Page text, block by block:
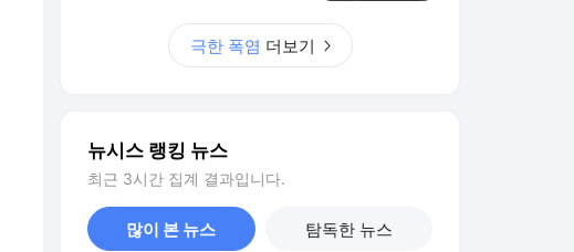
극한 폭염 더보기
뉴시스 랭킹 뉴스
최근 3시간 집계 결과입니다.
많이 본 뉴스 탐독한 뉴스